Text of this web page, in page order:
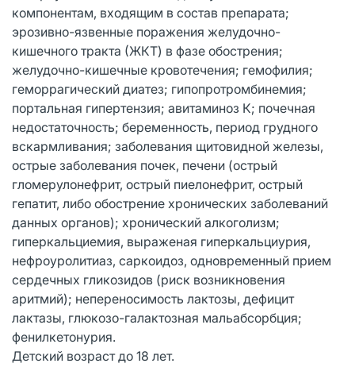
компонентам, входящим в состав препарата;
эрозивно-язвенные поражения желудочно-
кишечного тракта (ЖКТ) в фазе обострения;
желудочно-кишечные кровотечения; гемофилия;
геморрагический диатез; гипопротромбинемия;
портальная гипертензия; авитаминоз К; почечная
недостаточность; беременность, период грудного
вскармливания; заболевания щитовидной железы,
острые заболевания почек, печени (острый
гломерулонефрит, острый пиелонефрит, острый
гепатит, либо обострение хронических заболеваний
данных органов); хронический алкоголизм;
гиперкальциемия, выраженая гиперкальциурия,
нефроуролитиаз, саркоидоз, одновременный прием
сердечных гликозидов (риск возникновения
аритмий); непереносимость лактозы, дефицит
лактазы, глюкозо-галактозная мальабсорбция;
фенилкетонурия.
Детский возраст до 18 лет.